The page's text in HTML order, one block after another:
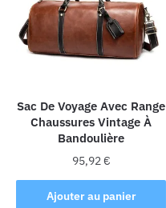
Sac De Voyage Avec Range
Chaussures Vintage À
Bandoulière
95,92€
Ajouter au panier